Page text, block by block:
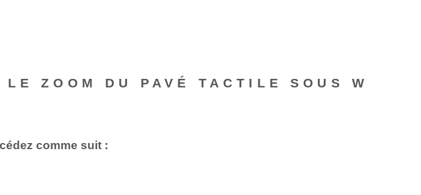
ZOOM DU PAVÉ TACTILE SOUS W
comme suit :